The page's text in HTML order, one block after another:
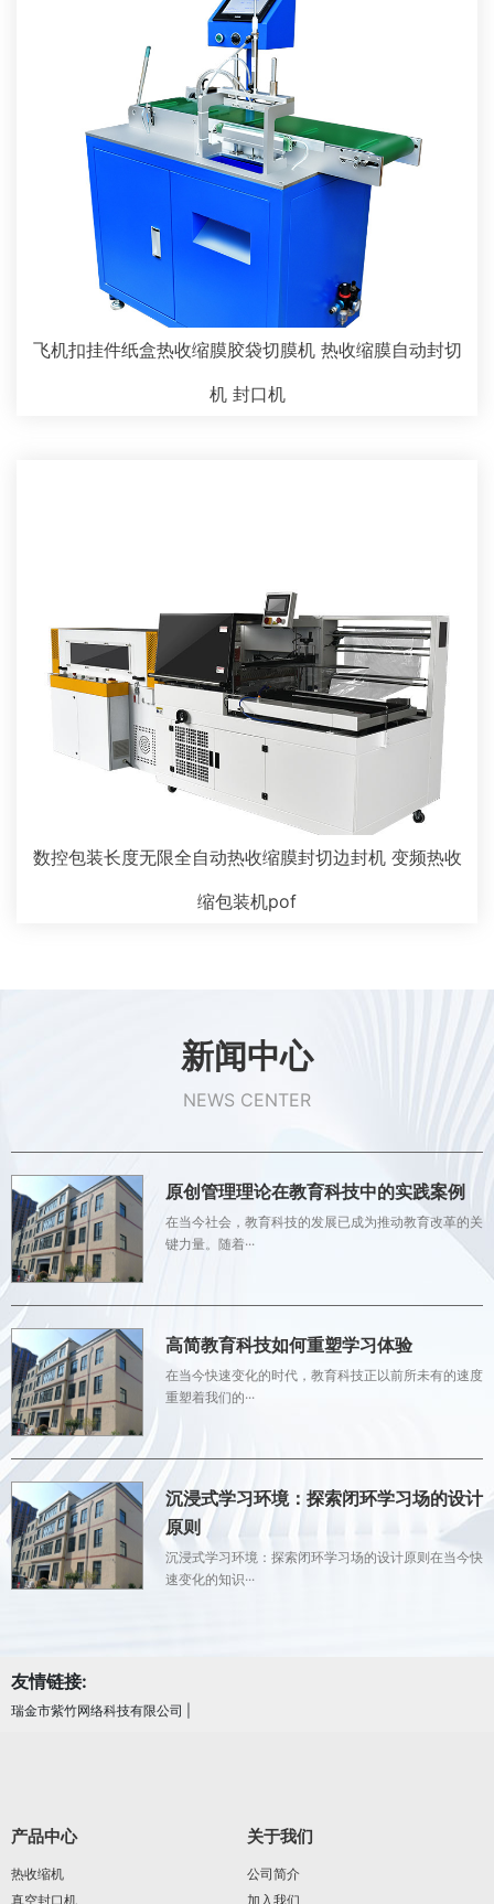
飞机扣挂件纸盒热收缩膜胶袋切膜机 热收缩膜自动封切
机 封口机
数控包装长度无限全自动热收缩膜封切边封机 变频热收
缩包装机pof
新闻中心
NEWS CENTER
原创管理理论在教育科技中的实践案例
在当今社会，教育科技的发展已成为推动教育改革的关
键力量。随着···
高简教育科技如何重塑学习体验
在当今快速变化的时代，教育科技正以前所未有的速度
重塑着我们的···
沉浸式学习环境：探索闭环学习场的设计
原则
沉浸式学习环境：探索闭环学习场的设计原则在当今快
速变化的知识···
友情链接:
瑞金市紫竹网络科技有限公司
产品中心
热收缩机
真空封口机
关于我们
公司简介
加入我们